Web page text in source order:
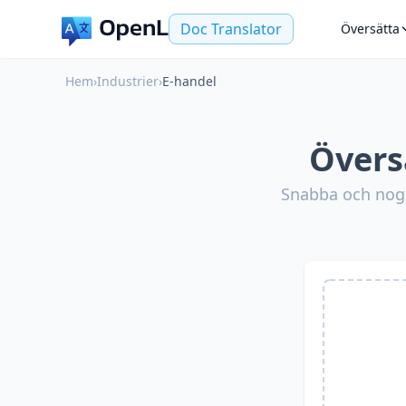
Doc Translator Översätta
Hem›Industrier›E-handel
Snabba och